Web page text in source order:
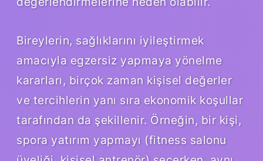
Bireylerin, sağlıklarını iyileştirmek
amacıyla egzersiz yapmaya yönelme
kararları, birçok zaman kişisel değerler
ve tercihlerin yanı sıra ekonomik koşullar
tarafından da şekillenir. Örneğin, bir kişi,
spora yatırım yapmayı (fitness salonu